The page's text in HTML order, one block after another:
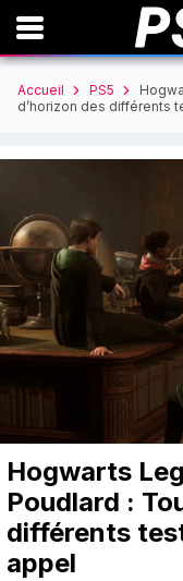
Accueil PS5
d’horizon des différents
Hogwarts
Poudlard :
différents
appel